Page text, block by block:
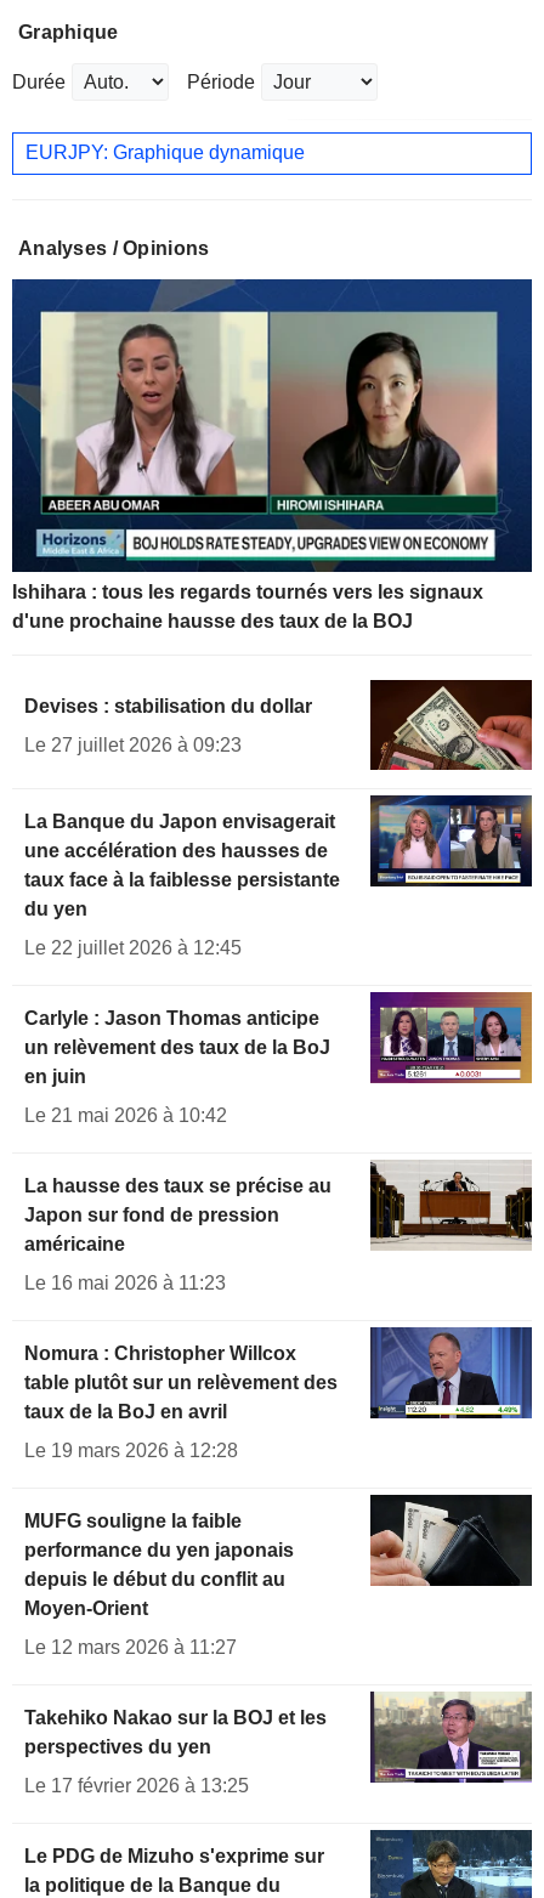
Graphique
Durée Période
EURJPY: Graphique dynamique
Analyses / Opinions
Ishihara : tous les regards tournés vers les signaux
d'une prochaine hausse des taux de la BOJ
Devises : stabilisation du dollar
Le 27 juillet 2026 à 09:23
La Banque du Japon envisagerait
une accélération des hausses de
taux face à la faiblesse persistante
du yen
Le 22 juillet 2026 à 12:45
Carlyle : Jason Thomas anticipe
un relèvement des taux de la BoJ
en juin
Le 21 mai 2026 à 10:42
La hausse des taux se précise au
Japon sur fond de pression
américaine
Le 16 mai 2026 à 11:23
Nomura : Christopher Willcox
table plutôt sur un relèvement des
taux de la BoJ en avril
Le 19 mars 2026 à 12:28
MUFG souligne la faible
performance du yen japonais
depuis le début du conflit au
Moyen-Orient
Le 12 mars 2026 à 11:27
Takehiko Nakao sur la BOJ et les
perspectives du yen
Le 17 février 2026 à 13:25
Le PDG de Mizuho s'exprime sur
la politique de la Banque du